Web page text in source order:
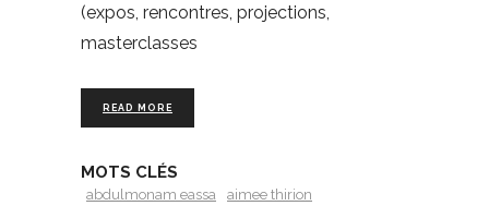
(expos, rencontres, projections,
masterclasses
READ MORE
MOTS CLÉS
abdulmonam eassa
aimee thirion